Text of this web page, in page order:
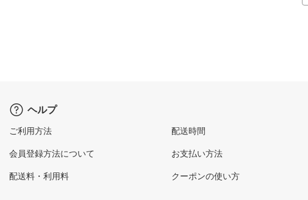
ヘルプ
ご利用方法
会員登録方法について
配送料・利用料
配送時間
お支払い方法
クーポンの使い方